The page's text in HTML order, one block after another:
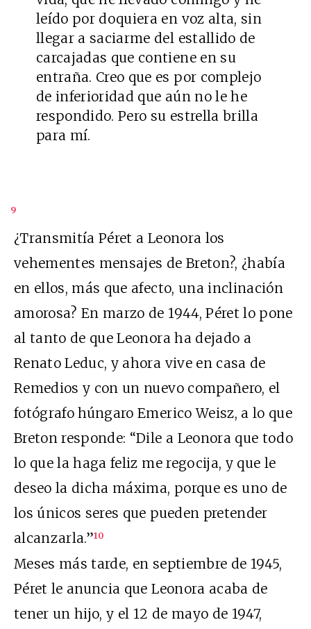
leído por doquiera en voz alta, sin
llegar a saciarme del estallido de
carcajadas que contiene en su
entraña. Creo que es por complejo
de inferioridad que aún no le he
respondido. Pero su estrella brilla
para mí.
9
¿Transmitía Péret a Leonora los
vehementes mensajes de Breton?, ¿había
en ellos, más que afecto, una inclinación
amorosa? En marzo de 1944, Péret lo pone
al tanto de que Leonora ha dejado a
Renato Leduc, y ahora vive en casa de
Remedios y con un nuevo compañero, el
fotógrafo húngaro Emerico Weisz, a lo que
Breton responde: “Dile a Leonora que todo
lo que la haga feliz me regocija, y que le
deseo la dicha máxima, porque es uno de
los únicos seres que pueden pretender
alcanzarla.”10
Meses más tarde, en septiembre de 1945,
Péret le anuncia que Leonora acaba de
tener un hijo, y el 12 de mayo de 1947,